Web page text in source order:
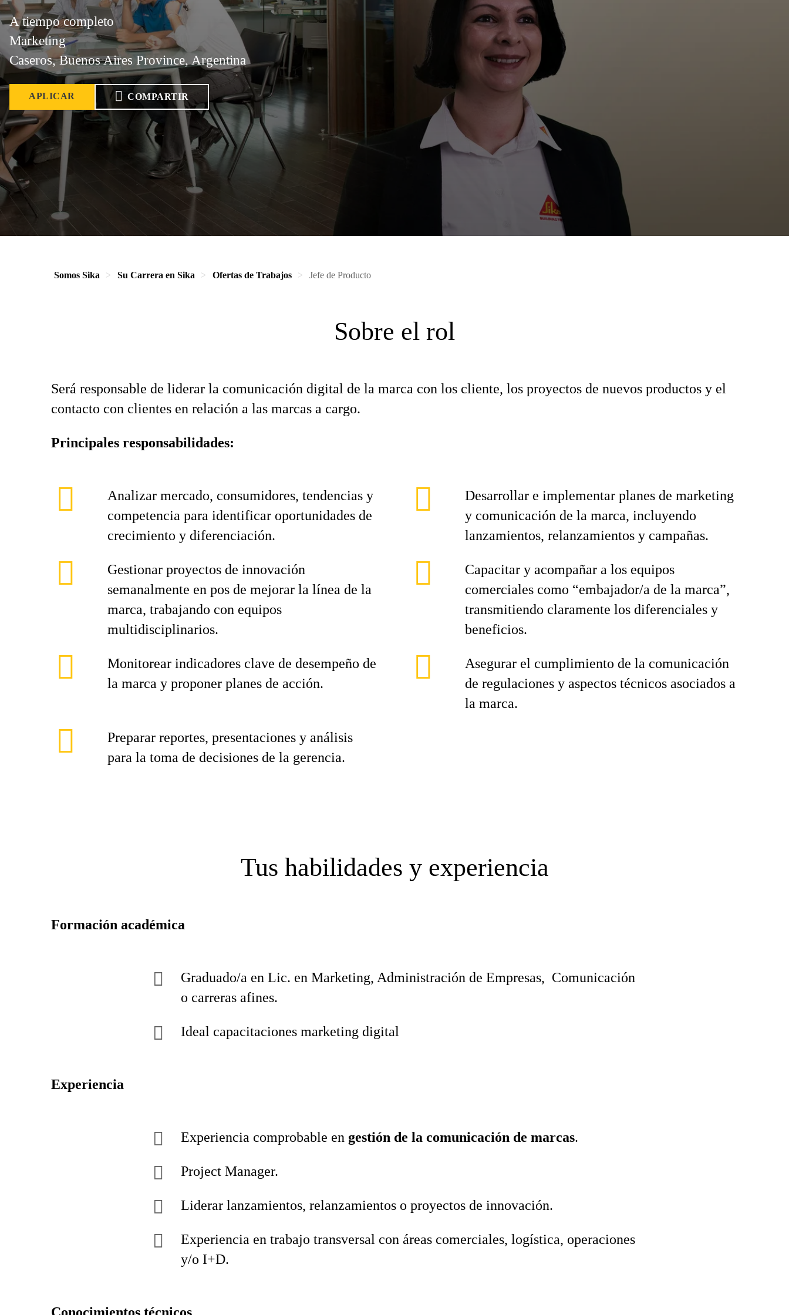
A tiempo completo
Marketing
Caseros, Buenos Aires Province, Argentina
APLICAR COMPARTIR
Somos Sika Su Carrera en Sika Ofertas de Trabajos Jefe de Producto
Sobre el rol
Será responsable de liderar la comunicación digital de la marca con los cliente, los proyectos de nuevos productos y el
contacto con clientes en relación a las marcas a cargo.
Principales responsabilidades:
Analizar mercado, consumidores, tendencias y
competencia para identificar oportunidades de
crecimiento y diferenciación.
Desarrollar e implementar planes de marketing
y comunicación de la marca, incluyendo
lanzamientos, relanzamientos y campañas.
Gestionar proyectos de innovación
semanalmente en pos de mejorar la línea de la
marca, trabajando con equipos
multidisciplinarios.
Capacitar y acompañar a los equipos
comerciales como “embajador/a de la marca”,
transmitiendo claramente los diferenciales y
beneficios.
Monitorear indicadores clave de desempeño de
la marca y proponer planes de acción.
Asegurar el cumplimiento de la comunicación
de regulaciones y aspectos técnicos asociados a
la marca.
Preparar reportes, presentaciones y análisis
para la toma de decisiones de la gerencia.
Tus habilidades y experiencia
Formación académica
Graduado/a en Lic. en Marketing, Administración de Empresas, Comunicación
o carreras afines.
Ideal capacitaciones marketing digital
Experiencia
Experiencia comprobable en gestión de la comunicación de marcas.
Project Manager.
Liderar lanzamientos, relanzamientos o proyectos de innovación.
Experiencia en trabajo transversal con áreas comerciales, logística, operaciones
y/o I+D.